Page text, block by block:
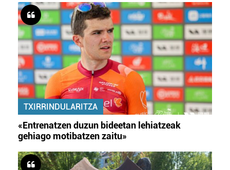
TXIRRINDULARITZA
«Entrenatzen duzun bideetan lehiatzeak
gehiago motibatzen zaitu»